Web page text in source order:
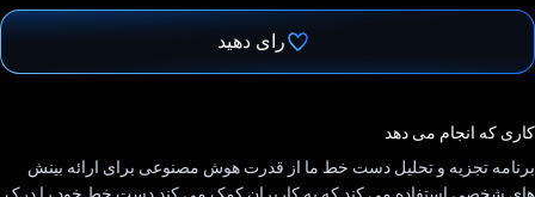
رای دهید
کاری که انجام می دهد
برنامه تجزیه و تحلیل دست خط ما از قدرت هوش مصنوعی برای ارائه بینش